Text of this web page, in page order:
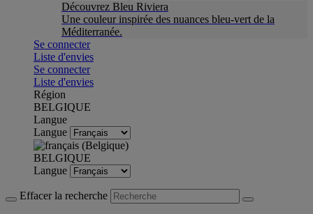
Découvrez Bleu Riviera
Une couleur inspirée des nuances bleu-vert de la
Méditerranée.
Se connecter
Liste d'envies
Se connecter
Liste d'envies
Région
BELGIQUE
Langue
Langue
BELGIQUE
Langue
Effacer la recherche